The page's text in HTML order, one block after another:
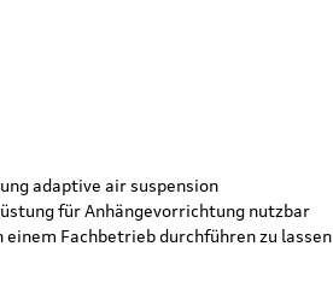
adaptive air suspension
für Anhängevorrichtung nutzbar
Fachbetrieb durchführen zu lassen